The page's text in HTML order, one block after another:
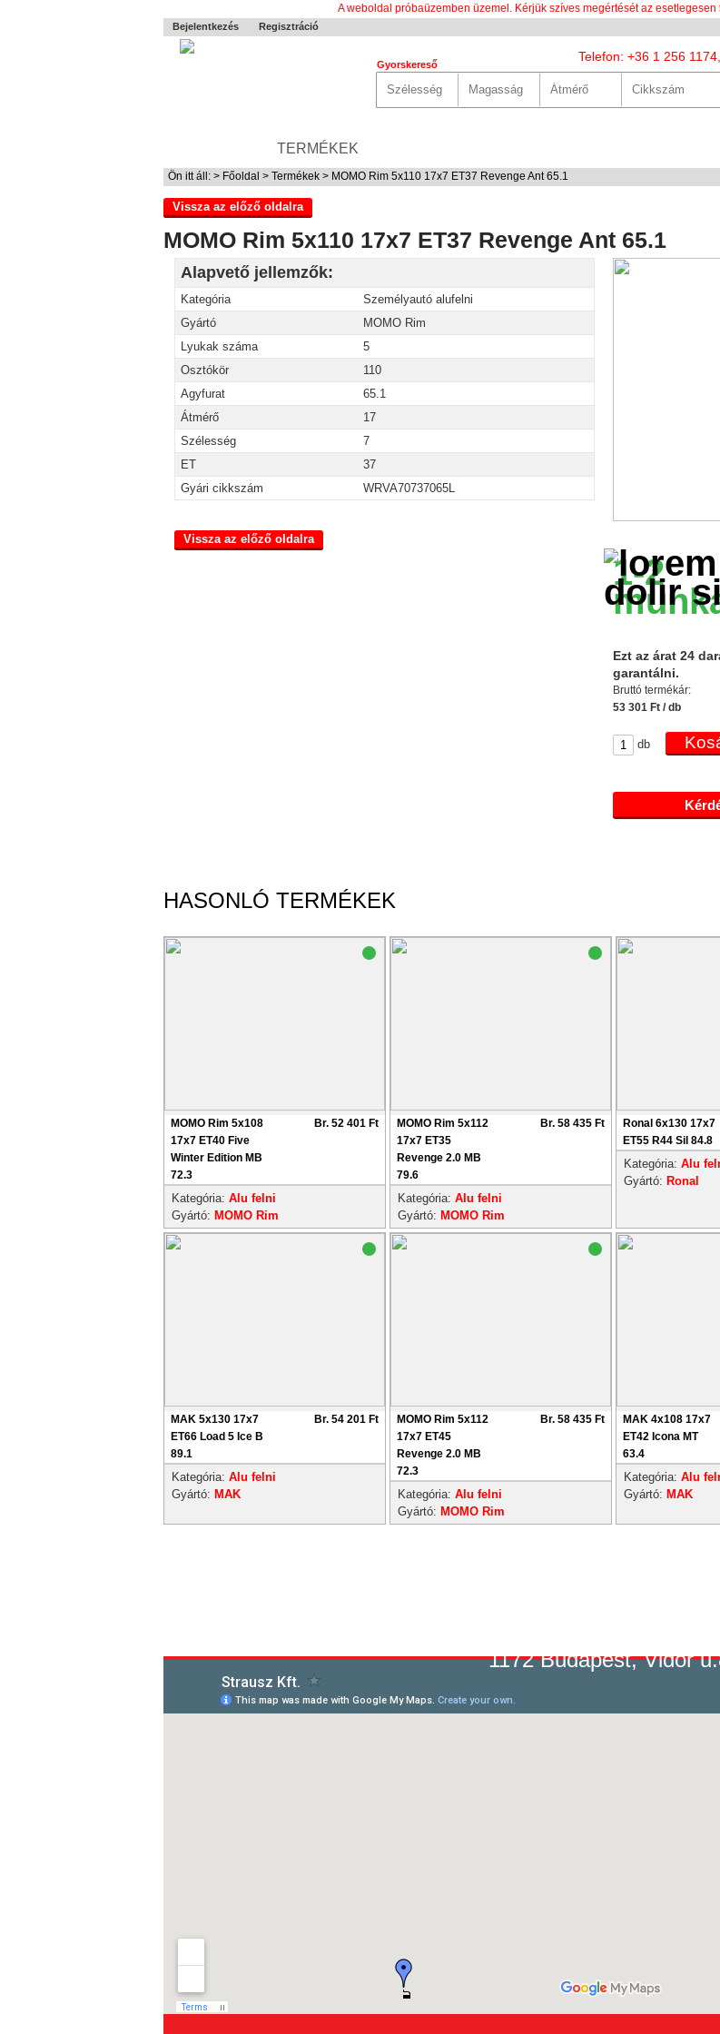
A weboldal próbaüzemben üzemel. Kérjük szíves megértését az
Bejelentkezés Regisztráció
Telefon: +36 1 256
Gyorskereső
TERMÉKEK
Ön itt áll: > Főoldal > Termékek > MOMO Rim 5x110 17x7 ET37 Revenge Ant 65.1
Vissza az előző oldalra
MOMO Rim 5x110 17x7 ET37 Revenge Ant 65.1
Alapvető jellemzők:
Kategória
Személyautó alufelni
Gyártó
MOMO Rim
Lyukak száma
5
Osztókör
110
Agyfurat
65.1
Átmérő
17
Szélesség
7
ET
37
Gyári cikkszám
WRVA70737065L
Vissza az előző oldalra
1-2
Ezt az árat 24
garantálni.
Bruttó termékár:
53 301 Ft / db
db
HASONLÓ TERMÉKEK
MOMO Rim 5x108
17x7 ET40 Five
Winter Edition MB
72.3
Br. 52 401 Ft
Kategória: Alu felni
Gyártó: MOMO Rim
MOMO Rim 5x112
17x7 ET35
Revenge 2.0 MB
79.6
Br. 58 435 Ft
Kategória: Alu felni
Gyártó: MOMO Rim
Ronal 6x130 17x7
ET55 R44 Sil 84.8
Kategória: Alu
Gyártó: Ronal
MAK 5x130 17x7
ET66 Load 5 Ice B
89.1
Br. 54 201 Ft
Kategória: Alu felni
Gyártó: MAK
MOMO Rim 5x112
17x7 ET45
Revenge 2.0 MB
72.3
Br. 58 435 Ft
Kategória: Alu felni
Gyártó: MOMO Rim
MAK 4x108 17x7
ET42 Icona MT
63.4
Kategória: Alu
Gyártó: MAK
1172 Budapest, Vidor